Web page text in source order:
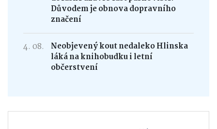
Ve středu se na sídlišti na Ratajích
dočasně uzavře část parkoviště.
Důvodem je obnova dopravního
značení